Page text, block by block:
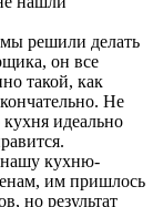
решили делать
он все
такой, как
Не
идеально
нашу кухню-
им пришлось
но результат